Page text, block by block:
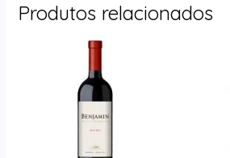
Produtos relacionados